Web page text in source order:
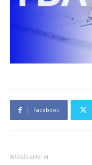
Facebook
Artículo anterior